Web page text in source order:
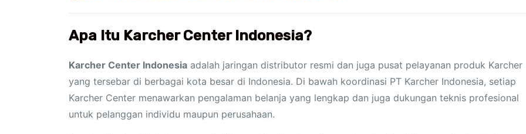
Apa Itu Karcher Center Indonesia?
Karcher Center Indonesia adalah jaringan distributor resmi dan juga pusat pelayanan produk Karcher
yang tersebar di berbagai kota besar di Indonesia. Di bawah koordinasi PT Karcher Indonesia, setiap
Karcher Center menawarkan pengalaman belanja yang lengkap dan juga dukungan teknis profesional
untuk pelanggan individu maupun perusahaan.